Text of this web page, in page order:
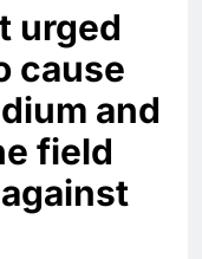
urged
cause
and
field